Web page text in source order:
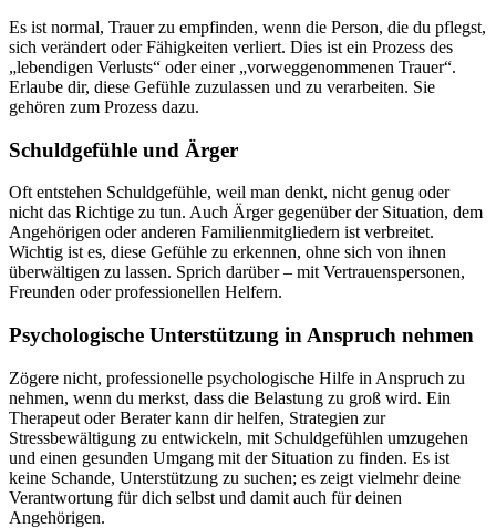
Es ist normal, Trauer zu empfinden, wenn die Person, die du pflegst,
sich verändert oder Fähigkeiten verliert. Dies ist ein Prozess des
„lebendigen Verlusts“ oder einer „vorweggenommenen Trauer“.
Erlaube dir, diese Gefühle zuzulassen und zu verarbeiten. Sie
gehören zum Prozess dazu.
Schuldgefühle und Ärger
Oft entstehen Schuldgefühle, weil man denkt, nicht genug oder
nicht das Richtige zu tun. Auch Ärger gegenüber der Situation, dem
Angehörigen oder anderen Familienmitgliedern ist verbreitet.
Wichtig ist es, diese Gefühle zu erkennen, ohne sich von ihnen
überwältigen zu lassen. Sprich darüber – mit Vertrauenspersonen,
Freunden oder professionellen Helfern.
Psychologische Unterstützung in Anspruch nehmen
Zögere nicht, professionelle psychologische Hilfe in Anspruch zu
nehmen, wenn du merkst, dass die Belastung zu groß wird. Ein
Therapeut oder Berater kann dir helfen, Strategien zur
Stressbewältigung zu entwickeln, mit Schuldgefühlen umzugehen
und einen gesunden Umgang mit der Situation zu finden. Es ist
keine Schande, Unterstützung zu suchen; es zeigt vielmehr deine
Verantwortung für dich selbst und damit auch für deinen
Angehörigen.